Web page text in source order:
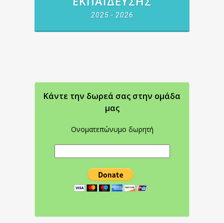
2025 - 2026
Κάντε την δωρεά σας στην oμάδα
μας
Ονοματεπώνυμο δωρητή